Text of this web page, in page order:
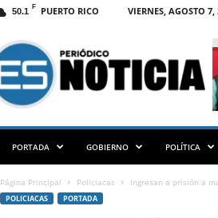
50.1 F PUERTO RICO VIERNES, AGOSTO 7,
PORTADA GOBIERNO POLÍTICA
Página Principal Policiacas Ingresan a prisión a
POLICIACAS PORTADA